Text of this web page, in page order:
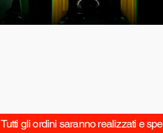
Tutti gli ordini saranno realizzati e